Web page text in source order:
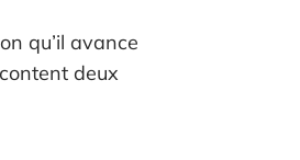
qu’il avance
deux